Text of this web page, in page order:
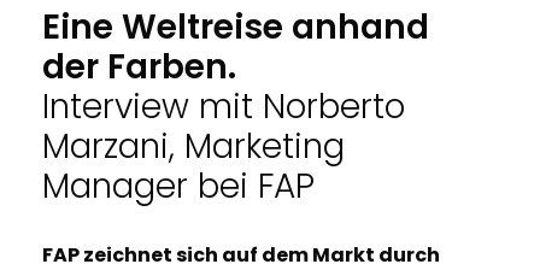
Eine Weltreise anhand
der Farben.
Interview mit Norberto
Marzani, Marketing
Manager bei FAP
FAP zeichnet sich auf dem Markt durch